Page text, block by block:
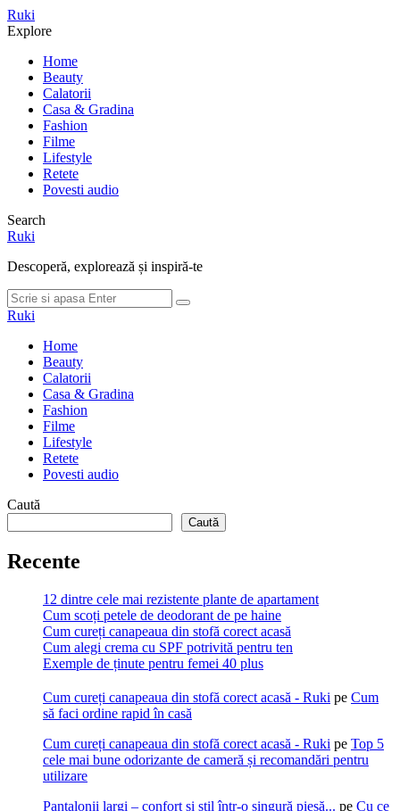
Meniu
Ruki
Cauta
Explore
Home
Beauty
Calatorii
Casa & Gradina
Fashion
Filme
Lifestyle
Retete
Povesti audio
Search
Ruki
Descoperă, explorează și inspiră-te
Cauta
dupa:
Cauta
Ruki
Home
Beauty
Calatorii
Casa & Gradina
Fashion
Filme
Lifestyle
Retete
Povesti audio
Caută
Caută
Recente
12 dintre cele mai rezistente plante de apartament
Cum scoți petele de deodorant de pe haine
Cum cureți canapeaua din stofă corect acasă
Cum alegi crema cu SPF potrivită pentru ten
Exemple de ținute pentru femei 40 plus
Cum cureți canapeaua din stofă corect acasă - Ruki pe Cum
să faci ordine rapid în casă
Cum cureți canapeaua din stofă corect acasă - Ruki pe Top 5
cele mai bune odorizante de cameră și recomandări pentru
utilizare
Pantalonii largi – confort și stil într-o singură piesă... pe Cu ce